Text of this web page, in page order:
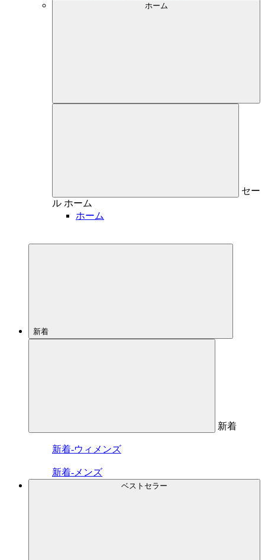
ホーム
セー
ル ホーム
ホーム
新着
新着
新着-ウィメンズ
新着-メンズ
ベストセラー